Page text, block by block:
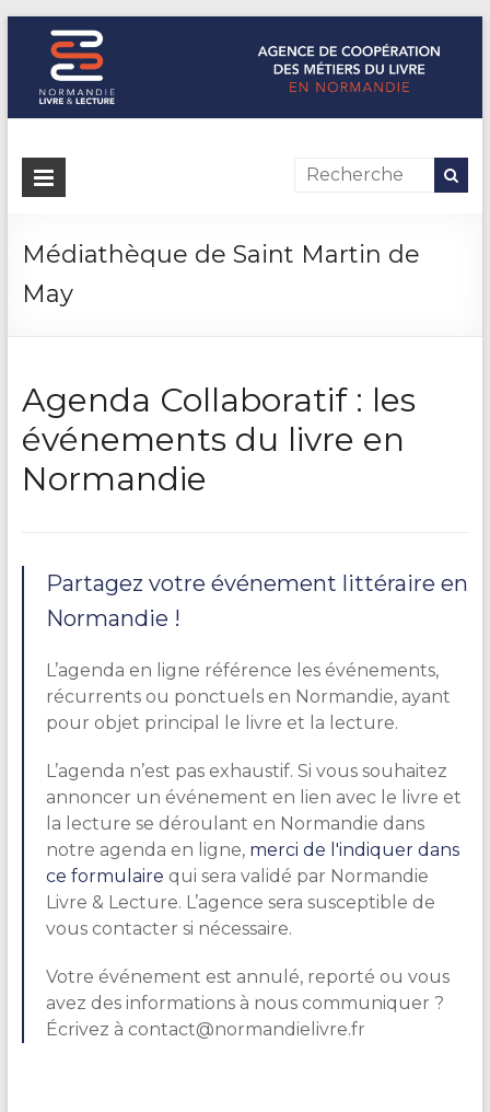
Normandie Livre & Lecture
L'agence de coopération des métiers du livre en Normandie
Médiathèque de Saint Martin de
May
Agenda Collaboratif : les
événements du livre en
Normandie
Partagez votre événement littéraire en
Normandie !
L’agenda en ligne référence les événements,
récurrents ou ponctuels en Normandie, ayant
pour objet principal le livre et la lecture.
L’agenda n’est pas exhaustif. Si vous souhaitez
annoncer un événement en lien avec le livre et
la lecture se déroulant en Normandie dans
notre agenda en ligne, merci de l'indiquer dans
ce formulaire qui sera validé par Normandie
Livre & Lecture. L’agence sera susceptible de
vous contacter si nécessaire.
Votre événement est annulé, reporté ou vous
avez des informations à nous communiquer ?
Écrivez à contact@normandielivre.fr